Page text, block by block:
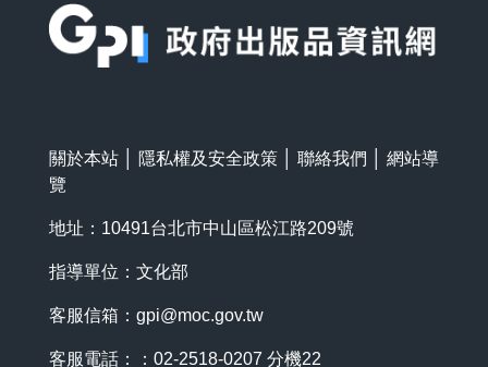
關於本站 隱私權及安全政策 聯絡我們
網站導
覽
地址：10491台北市中山區松江路209號
指導單位：文化部
客服信箱： gpi@moc.gov.tw
客服電話：：02-2518-0207 分機22